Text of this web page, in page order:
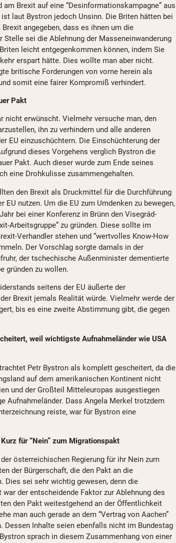
Brexit auf eine “Desinformationskampagne” aus
laut Bystron jedoch Unsinn. Die Briten hätten bei
angegeben, dass es ihnen um die
Stelle sei die Ablehnung der Masseneinwanderung
leicht entgegenkommen können, indem Sie
erspart hätte. Dies wollte man aber nicht.
britische Forderungen von vorne herein als
somit eine fairer Kompromiß verhindert.
Pakt
nicht erwünscht. Vielmehr versuche man, den
ihn zu verhindern und alle anderen
EU einzuschüchtern. Die Einschüchterung der
dieses Vorgehens verglich Bystron die
Pakt. Auch dieser wurde zum Ende seines
eine Drohkulisse zusammengehalten.
den Brexit als Druckmittel für die Durchführung
EU nutzen. Um die EU zum Umdenken zu bewegen,
bei einer Konferenz in Brünn den Visegrád-
Arbeitsgruppe” zu gründen. Diese sollte im
Verhandler stehen und “wertvolles Know-How
Der Vorschlag sorgte damals in der
der tschechische Außenminister dementierte
gründen zu wollen.
seitens der EU äußerte der
Brexit jemals Realität würde. Vielmehr werde der
bis es eine zweite Abstimmung gibt, die gegen
weil wichtigste Aufnahmeländer wie USA
Petr Bystron als komplett gescheitert, da die
auf dem amerikanischen Kontinent nicht
und der Großteil Mitteleuropas ausgestiegen
Aufnahmeländer. Dass Angela Merkel trotzdem
reiste, war für Bystron eine
für “Nein” zum Migrationspakt
österreichischen Regierung für ihr Nein zum
der Bürgerschaft, die den Pakt an die
Dies sei sehr wichtig gewesen, denn die
der entscheidende Faktor zur Ablehnung des
den Pakt weitestgehend an der Öffentlichkeit
man auch gerade an dem “Vertrag von Aachen”
Dessen Inhalte seien ebenfalls nicht im Bundestag
sprach in diesem Zusammenhang von einer